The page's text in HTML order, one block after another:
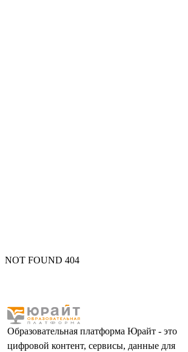
NOT FOUND 404
Образовательная платформа Юрайт - это
цифровой контент, сервисы, данные для